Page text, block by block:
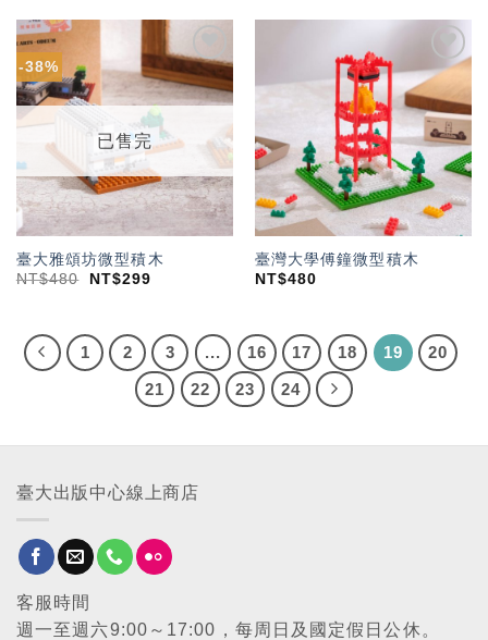
-38%
加入
「願
望輕
已售完
臺大雅頌坊微型積木
NT$480 NT$299
加入
望輕
單」
臺灣大學傅鐘微型積木
NT$480
1 2 3 ... 16 17 18 19
20
21
22 23 24
臺大出版中心線上商店
客服時間
週一至週六9:00～17:00，每周日及國定假日公休。